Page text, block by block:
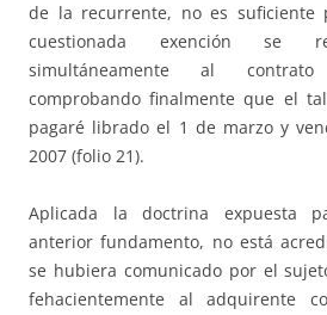
de la recurrente, no es suficiente
cuestionada exención se
simultáneamente al
comprobando finalmente que el
pagaré librado el 1 de marzo y
2007 (folio 21).
Aplicada la doctrina expuesta
anterior fundamento, no está
se hubiera comunicado por el
fehacientemente al adquirente